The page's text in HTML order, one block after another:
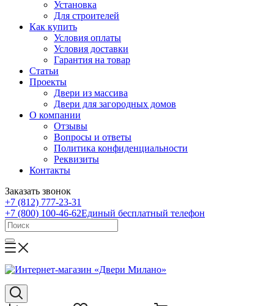
Установка
Для строителей
Как купить
Условия оплаты
Условия доставки
Гарантия на товар
Статьи
Проекты
Двери из массива
Двери для загородных домов
О компании
Отзывы
Вопросы и ответы
Политика конфиденциальности
Реквизиты
Контакты
Заказать звонок
+7 (812) 777-23-31
+7 (800) 100-46-62Единый бесплатный телефон